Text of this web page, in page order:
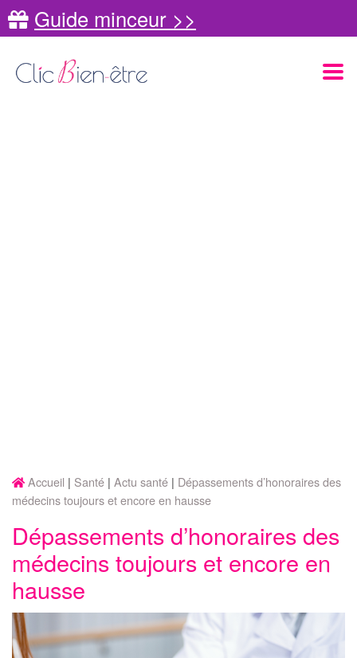
Guide minceur >>
Accueil Santé Actu santé
Dépassements d’honoraires des
médecins toujours et encore en hausse
Dépassements d’honoraires des
médecins toujours et encore en
hausse